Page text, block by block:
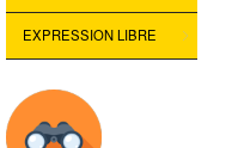
EXPRESSION LIBRE